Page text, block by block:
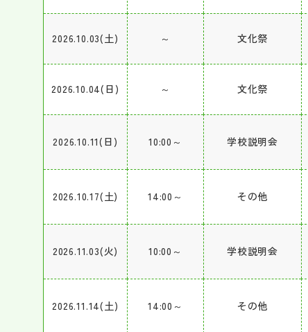
2026.10.03(土) ～ 文化祭
2026.10.04(日) ～ 文化祭
2026.10.11(日) 10:00～ 学校説明会
2026.10.17(土) 14:00～ その他
2026.11.03(火) 10:00～ 学校説明会
2026.11.14(土) 14:00～ その他